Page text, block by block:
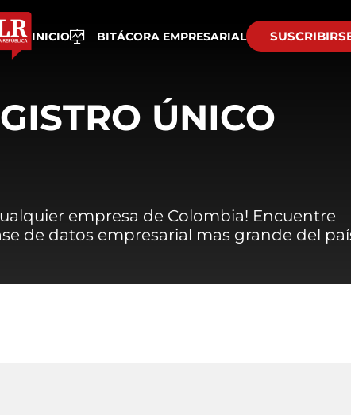
INICIO BITÁCORA EMPRESARIAL
ÚNICO
empresa de Colombia! Encuentre
de datos empresarial mas grande del